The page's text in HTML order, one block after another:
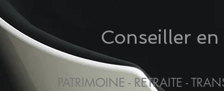
Conseiller
PATRIMOINE - RETRAITE -